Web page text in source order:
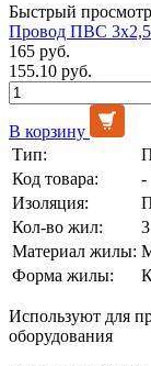
Быстрый просмотр
Провод ПВС
165 руб.
155.10 руб.
В корзину
Тип:
Код товара:
-
Изоляция:
Кол-во жил:
3
Материал жилы:
Форма жилы:
Используют для
оборудования